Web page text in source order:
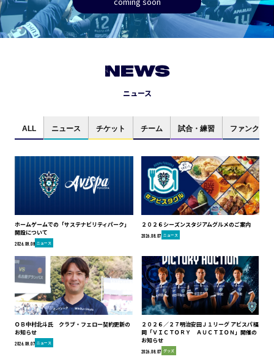
NEWS
ニュース
ALL ニュース チケット チーム 試合・練習 ファンクラブ
ホームゲームでの「サステナビリティパーク」
開設について
2026.08.08 ニュース
２０２６シーズンスタジアムグルメのご案内
2026.08.07 ニュース
ＯＢ中村北斗氏 クラブ・フェロー契約更新の
お知らせ
2026.08.07 ニュース
２０２６／２７明治安田Ｊ１リーグ アビスパ福
岡「ＶＩＣＴＯＲＹ ＡＵＣＴＩＯＮ」開催の
お知らせ
2026.08.07 グッズ